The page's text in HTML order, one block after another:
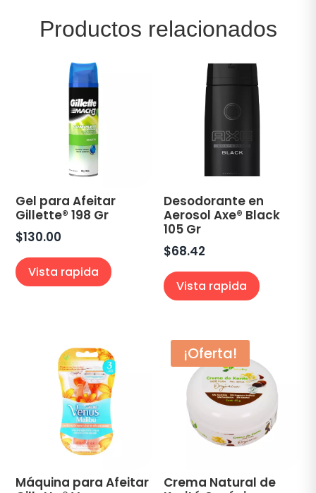
Productos relacionados
Gel para Afeitar
Gillette® 198 Gr
$130.00
Vista rapida
Desodorante en
Aerosol Axe® Black
105 Gr
$68.42
Vista rapida
Máquina para Afeitar
¡Oferta!
Crema Natural de